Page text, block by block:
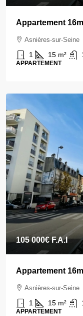
Appartement
Asnières-sur-Seine
1 15 m²
APPARTEMENT
105 000€F.A.I
Appartement
Asnières-sur-Seine
1 15 m²
APPARTEMENT